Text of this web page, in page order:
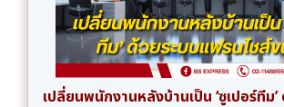
เปลี่ยนพนักงานหลังบ้านเป็น ‘ซูเปอร์ทีม